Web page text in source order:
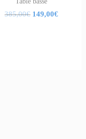
385,00€ 149,00€